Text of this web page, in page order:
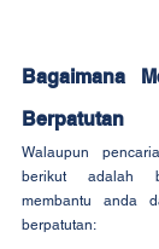
Bagaimana
Berpatutan
Walaupun
berikut adalah
membantu anda
berpatutan: